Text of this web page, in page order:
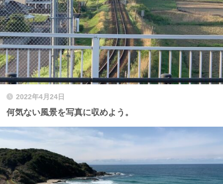
2022年4月24日
何気ない風景を写真に収めよう。